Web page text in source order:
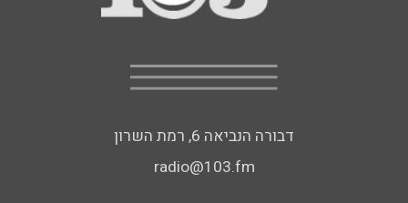
דבורה הנביאה 6, רמת השרון
radio@103.fm